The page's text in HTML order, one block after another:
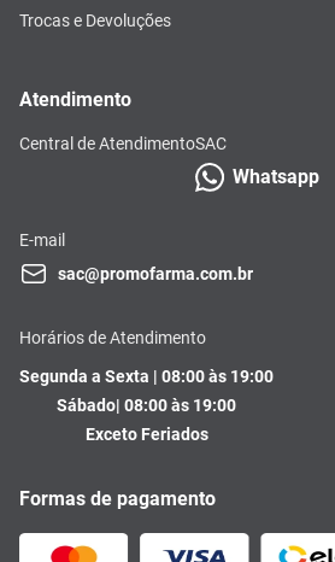
Trocas e Devoluções
Atendimento
Central de AtendimentoSAC
Whatsapp
E-mail
sac@promofarma.com.br
Horários de Atendimento
Segunda a Sexta | 08:00 às 19:00
Sábado| 08:00 às 19:00
Exceto Feriados
Formas de pagamento